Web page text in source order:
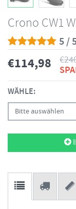
Crono CW1
5 /
€114,98 €
WÄHLE:
Bitte auswählen